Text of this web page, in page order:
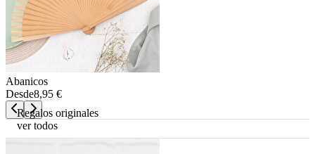
Abanicos
Desde8,95 €
Regalos originales
ver todos